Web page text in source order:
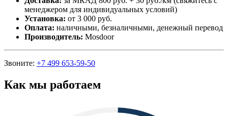
менеджером для индивидуальных условий)
Установка: от 3 000 руб.
Оплата: наличными, безналичными, денежный перевод
Производитель: Mosdoor
Звоните: +7 499 653-59-50
Как мы работаем